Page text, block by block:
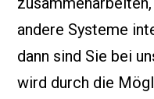
andere Systeme
dann sind Sie bei
wird durch die